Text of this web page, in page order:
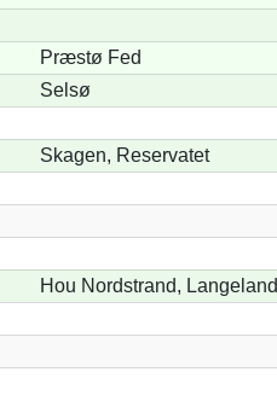
Præstø Fed
Selsø
Skagen, Reservatet
Hou Nordstrand, Langeland